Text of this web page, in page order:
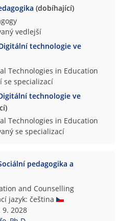
(dobíhající)
vedlejší
technologie ve
Technologies in Education
se specializací
technologie ve
Technologies in Education
se specializací
pedagogika a
and Counselling
jazyk: čeština
9. 2028